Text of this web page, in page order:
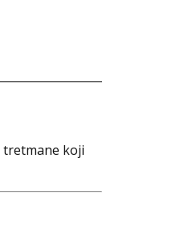
tretmane koji